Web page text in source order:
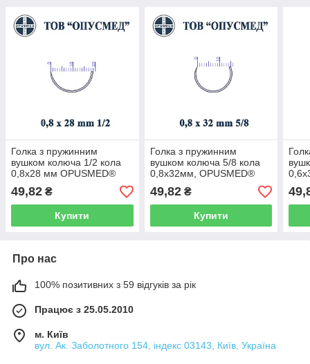
Голка з пружинним
вушком колюча 1/2 кола
0,8х28 мм OPUSMED®
(Голка хірургічна з
пружинним вушком)
49,82 ₴
Купити
Голка з пружинним
вушком колюча 5/8 кола
0,8х32мм, OPUSMED®
(Голка хірургічна з
пружинним вушком)
49,82₴
Купити
Про нас
100% позитивних з 59 відгуків за рік
Працює з 25.05.2010
м. Київ
вул. Ак. Заболотного 154, індекс 03143, Київ, Україна